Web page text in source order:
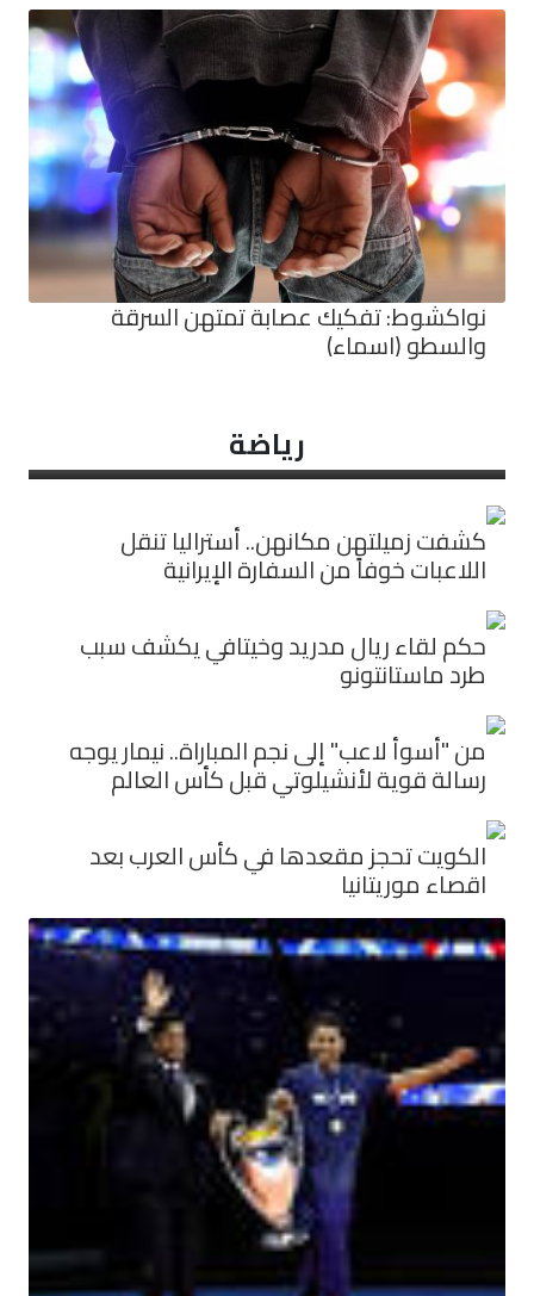
نواكشوط: تفكيك عصابة تمتهن السرقة
والسطو (اسماء)
رياضة
كشفت زميلتهن مكانهن.. أستراليا تنقل
اللاعبات خوفاً من السفارة الإيرانية
حكم لقاء ريال مدريد وخيتافي يكشف سبب
طرد ماستانتونو
من "أسوأ لاعب" إلى نجم المباراة.. نيمار يوجه
رسالة قوية لأنشيلوتي قبل كأس العالم
الكويت تحجز مقعدها في كأس العرب بعد
اقصاء موريتانيا